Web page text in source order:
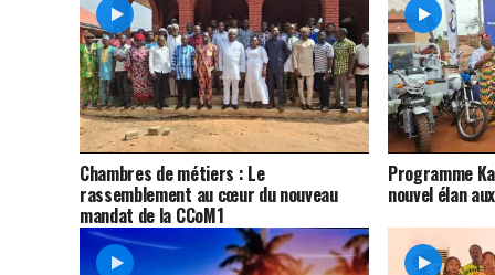
Chambres de métiers : Le
rassemblement au cœur du nouveau
mandat de la CCoM1
Programme
nouvel élan